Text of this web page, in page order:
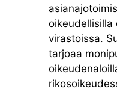
oikeudellisilla
virastoissa.
tarjoaa